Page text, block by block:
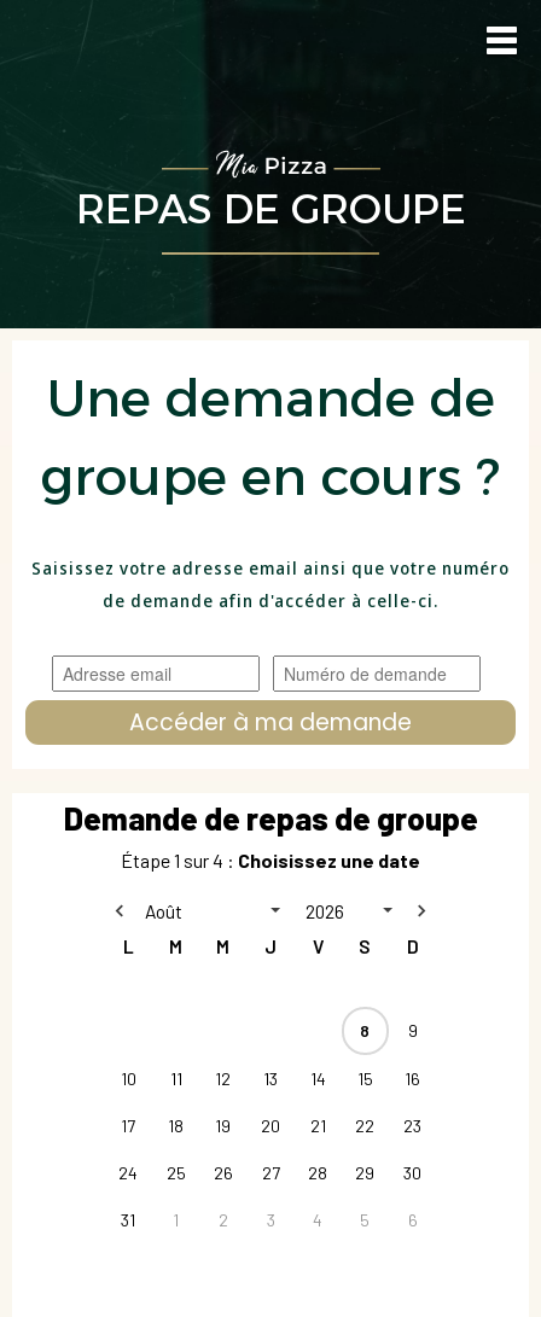
REPAS DE GROUPE
Une demande de
groupe en cours ?
Saisissez votre adresse email ainsi que votre numéro
de demande afin d'accéder à celle-ci.
Accéder à ma demande